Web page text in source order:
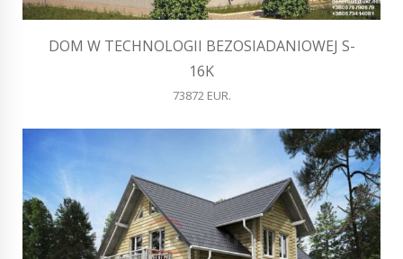
DOM W TECHNOLOGII BEZOSIADANIOWEJ S-
16K
73872 EUR.